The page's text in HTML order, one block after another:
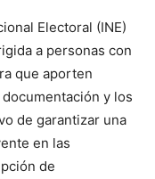
Electoral (INE)
a personas con
que aporten
y los
de garantizar una
en las
de